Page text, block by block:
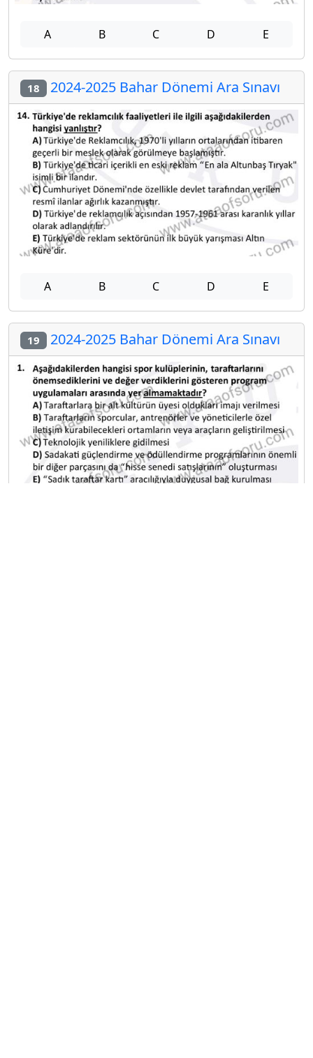
A B C D E
18 2024-2025 Bahar Dönemi Ara Sınavı
A B C D E
19 2024-2025 Bahar Dönemi Ara Sınavı